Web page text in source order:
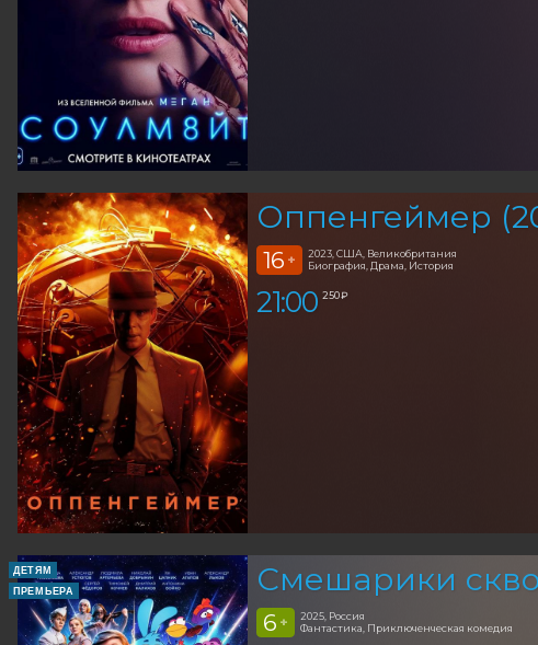
Оппенгеймер
16 +
2023, США, Великобритания
Биография, Драма, История
21:00 250 ₽
ДЕТЯМ
ПРЕМЬЕРА
Смешарики
6 +
2025, Россия
Фантастика, Приключенческая комедия